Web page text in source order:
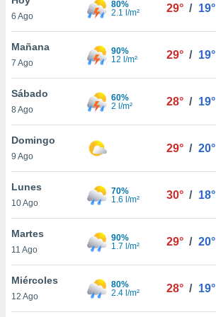
en
más
nuestra
de
cookies
aceptar
6 Ago
80%
2.1 l/m²
29° / 19°
Mañana
7 Ago
90%
12 l/m²
29° / 19°
Sábado
8 Ago
60%
2 l/m²
28° / 19°
Domingo
9 Ago
29° / 20°
Lunes
10 Ago
70%
1.6 l/m²
30° / 18°
Martes
11 Ago
90%
1.7 l/m²
29° / 20°
Miércoles
12 Ago
80%
2.4 l/m²
28° / 19°